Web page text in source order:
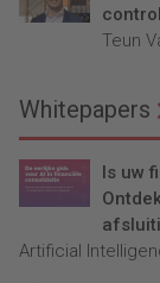
Teun
Whitepapers
Is uw
Artificial